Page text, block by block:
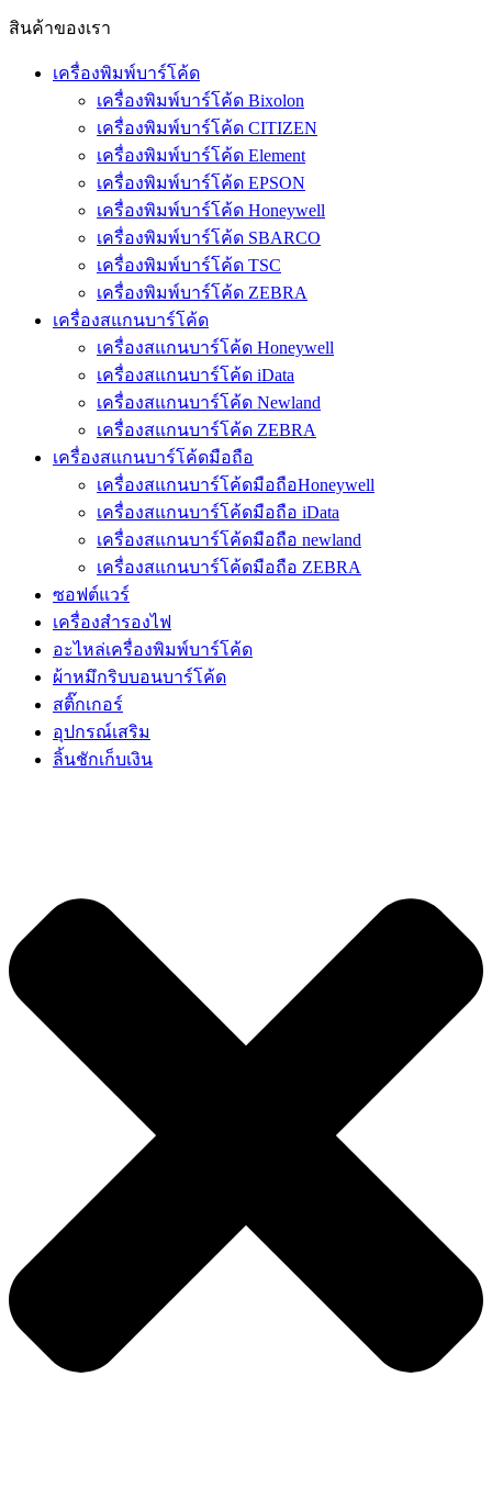
สินค้าของเรา
เครื่องพิมพ์บาร์โค้ด
เครื่องพิมพ์บาร์โค้ด Bixolon
เครื่องพิมพ์บาร์โค้ด CITIZEN
เครื่องพิมพ์บาร์โค้ด Element
เครื่องพิมพ์บาร์โค้ด EPSON
เครื่องพิมพ์บาร์โค้ด Honeywell
เครื่องพิมพ์บาร์โค้ด SBARCO
เครื่องพิมพ์บาร์โค้ด TSC
เครื่องพิมพ์บาร์โค้ด ZEBRA
เครื่องสแกนบาร์โค้ด
เครื่องสแกนบาร์โค้ด Honeywell
เครื่องสแกนบาร์โค้ด iData
เครื่องสแกนบาร์โค้ด Newland
เครื่องสแกนบาร์โค้ด ZEBRA
เครื่องสแกนบาร์โค้ดมือถือ
เครื่องสแกนบาร์โค้ดมือถือHoneywell
เครื่องสแกนบาร์โค้ดมือถือ iData
เครื่องสแกนบาร์โค้ดมือถือ newland
เครื่องสแกนบาร์โค้ดมือถือ ZEBRA
ซอฟต์แวร์
เครื่องสำรองไฟ
อะไหล่เครื่องพิมพ์บาร์โค้ด
ผ้าหมึกริบบอนบาร์โค้ด
สติ๊กเกอร์
อุปกรณ์เสริม
ลิ้นชักเก็บเงิน